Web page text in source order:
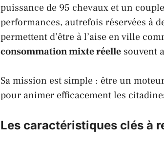
puissance de 95 chevaux et un
performances, autrefois réservées à
permettent d’être à l’aise en ville
consommation mixte réelle souvent
Sa mission est simple : être un
pour animer efficacement les
Les caractéristiques clés à